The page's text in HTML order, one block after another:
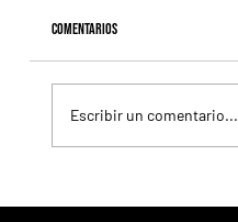
Comentarios
Escribir un comentario...